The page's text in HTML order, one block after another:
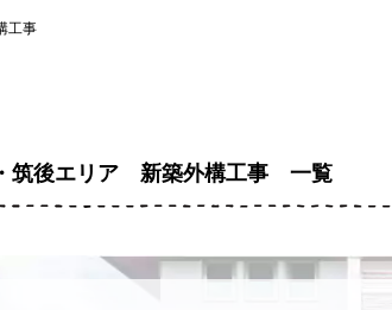
工事
筑後エリア 新築外構工事 一覧